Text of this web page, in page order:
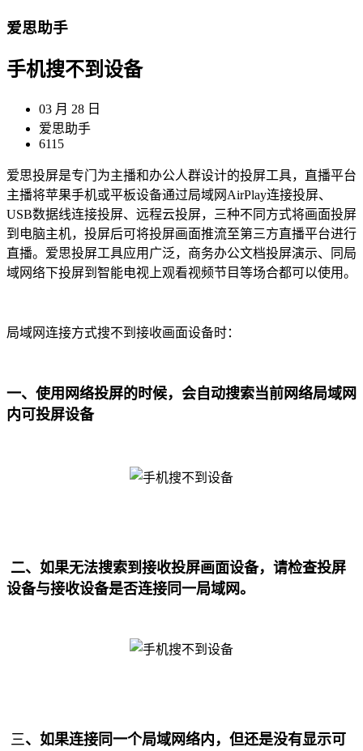
爱思助手
手机搜不到设备
03 月 28 日
爱思助手
6115
爱思投屏是专门为主播和办公人群设计的投屏工具，直播平台
主播将苹果手机或平板设备通过局域网AirPlay连接投屏、
USB数据线连接投屏、远程云投屏，三种不同方式将画面投屏
到电脑主机，投屏后可将投屏画面推流至第三方直播平台进行
直播。爱思投屏工具应用广泛，商务办公文档投屏演示、同局
域网络下投屏到智能电视上观看视频节目等场合都可以使用。
局域网连接方式搜不到接收画面设备时：
一、使用网络投屏的时候，会自动搜索当前网络局域网
内可投屏设备
二、如果无法搜索到接收投屏画面设备，请检查投屏
设备与接收设备是否连接同一局域网。
三、如果连接同一个局域网络内，但还是没有显示可